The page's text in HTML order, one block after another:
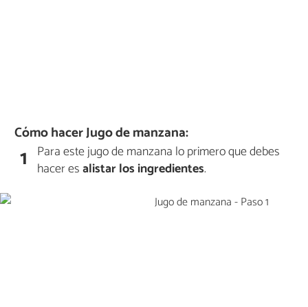
Cómo hacer Jugo de manzana:
1 Para este jugo de manzana lo primero que debes
hacer esalistar los ingredientes.